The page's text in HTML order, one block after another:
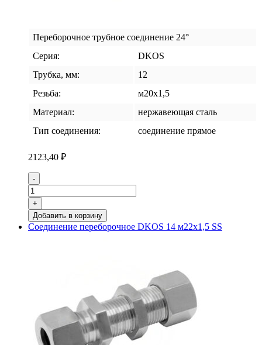
Переборочное трубное соединение 24°
Серия:
DKOS
Трубка, мм:
12
Резьба:
м20х1,5
Материал:
нержавеющая сталь
Тип соединения:
соединение прямое
2123,40 ₽
Количество
товара
Соединение
переборочное
DKOS
12
-
+
Добавить в корзину
Соединение переборочное DKOS 14 м22х1,5 SS